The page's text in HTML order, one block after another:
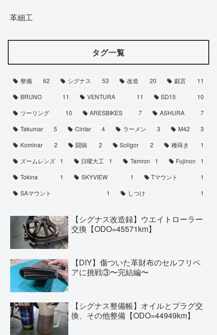
革細工
タグ一覧
整備 62 シグナス 53 改造 20 戯言
11
BRUNO
11 VENTURA 11 SD15
10
ツーリング
10 ARESBIKES 7 ASHURA
7
Takumar
5 Cintar 4 ラーメン 3 M42
3
Kominar
2 闘病 2 Soligor 2 種蒔き
1
ズームレンズ
1 日曜大工 1 Tamron 1 Fujinon
1
Tokina
1 SKYVIEW 1 Tマウント
1
SAマウント
1 しつけ 1
【シグナス改造録】ウエイトローラー
交換【ODO=45571km】
【DIY】傷ついた革財布のセルフリペ
アに挑戦③〜完結編〜
【シグナス整備帳】オイルとプラグ交
換、その他整備【ODO=44949km】